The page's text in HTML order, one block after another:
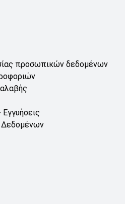
προσωπικών δεδομένων